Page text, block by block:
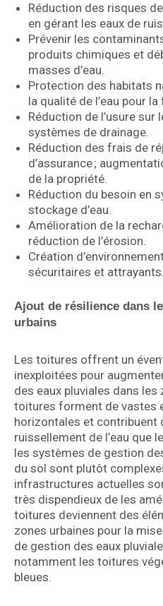
Réduction des risques
en gérant les eaux de
Prévenir les
produits chimiques et
masses d’eau.
Protection des habitats
la qualité de l’eau pour la
Réduction de l’usure sur
systèmes de drainage.
Réduction des frais de
d’assurance ;
de la propriété.
Réduction du besoin en
stockage d’eau.
Amélioration de la
réduction de l’érosion.
Création
sécuritaires et attrayants.
Ajout de résilience dans
urbains
Les toitures offrent un
inexploitées pour
des eaux pluviales dans les
toitures forment de vastes
horizontales et contribuent
ruissellement de l’eau que
les systèmes de gestion
du sol sont plutôt
infrastructures actuelles
très dispendieux de les
toitures deviennent des
zones urbaines pour la
de gestion des eaux
notamment les toitures
bleues.